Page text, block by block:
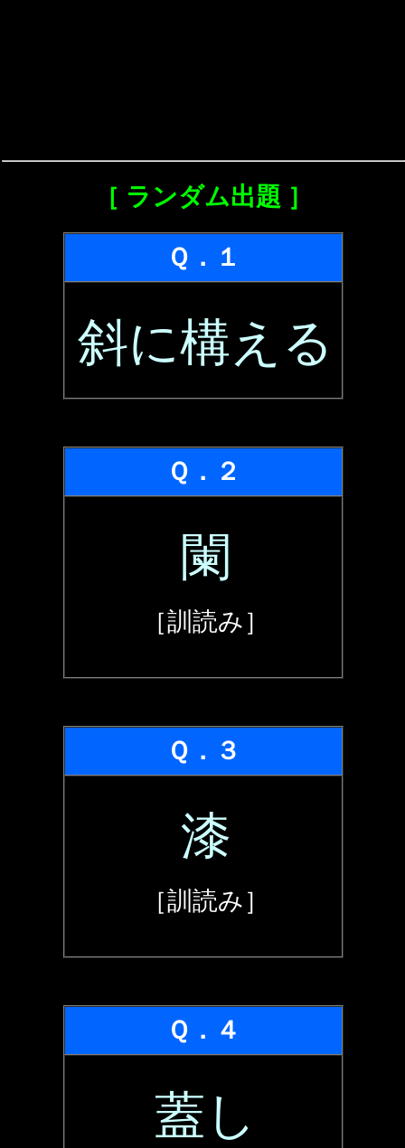
［ ランダム出題 ］
Ｑ．１
斜に構える
Ｑ．２
闌
［訓読み］
Ｑ．３
漆
［訓読み］
Ｑ．４
蓋し